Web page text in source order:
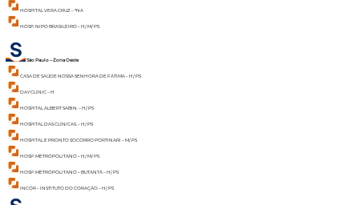
HOSPITAL VERA CRUZ – *NA
HOSP. NIPO BRASILEIRO – H/ M/ PS
São Paulo – Zona Oeste
CASA DE SAÚDE NOSSA SENHORA DE FÁTIMA – H/ PS
DAYCLÍNIC – H
HOSPITAL ALBERT SABIN. – H/ PS
HOSPITAL DAS CLÍNICAS. – H/ PS
HOSPITAL E PRONTO SOCORRO PORTINARI – M/ PS
HOSP. METROPOLITANO – H/ M/ PS
HOSP. METROPOLITANO – BUTANTÃ – H/ PS
INCOR – INSTITUTO DO CORAÇÃO – H/ PS